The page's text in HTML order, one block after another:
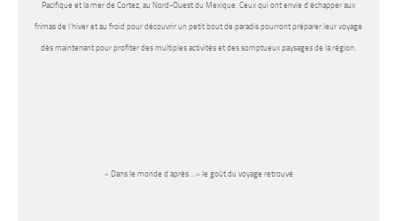
Pacifique et la mer de Cortez, au Nord-Ouest du Mexique. Ceux qui ont envie d’échapper aux
frimas de l’hiver et au froid pour découvrir un petit bout de paradis pourront préparer leur voyage
dès maintenant pour profiter des multiples activités et des somptueux paysages de la région.
« Dans le monde d’après …» le goût du voyage retrouvé